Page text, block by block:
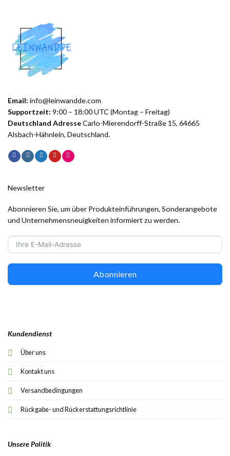
Email: info@leinwandde.com
Supportzeit: 9:00 – 18:00 UTC (Montag – Freitag)
Deutschland AdresseCarlo-Mierendorff-Straße 15, 64665
Alsbach-Hähnlein, Deutschland.
Kundendienst
Über uns
Kontakt uns
Versandbedingungen
Rückgabe- und Rückerstattungsrichtlinie
Unsere Politik
Newsletter
Abonnieren Sie, um über Produkteinführungen, Sonderangebote
und Unternehmensneuigkeiten informiert zu werden.
Abonnieren